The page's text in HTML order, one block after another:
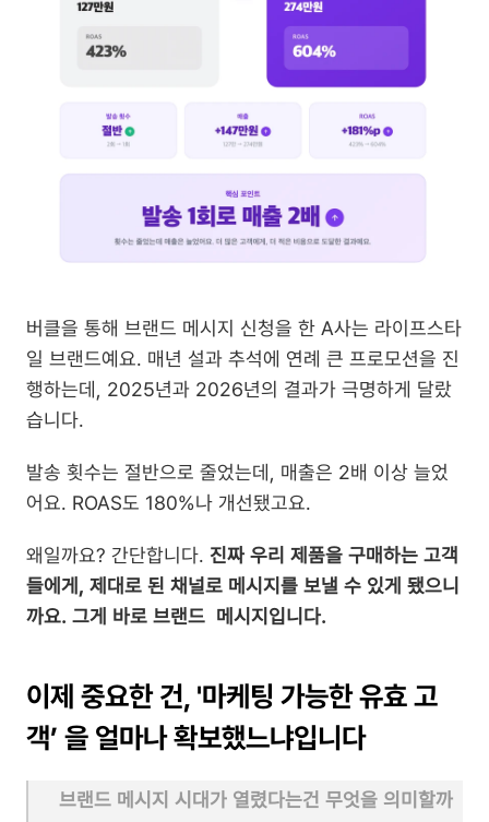
버클을 통해 브랜드 메시지 신청을 한 A사는 라이프스타
일 브랜드예요. 매년 설과 추석에 연례 큰 프로모션을 진
행하는데, 2025년과 2026년의 결과가 극명하게 달랐
습니다.
발송 횟수는 절반으로 줄었는데, 매출은 2배 이상 늘었
어요. ROAS도 180%나 개선됐고요.
왜일까요? 간단합니다. 진짜 우리 제품을 구매하는 고객
들에게, 제대로 된 채널로 메시지를 보낼 수 있게 됐으니
까요. 그게 바로 브랜드  메시지입니다.
이제 중요한 건, '마케팅 가능한 유효 고
객’ 을 얼마나 확보했느냐입니다
브랜드 메시지 시대가 열렸다는건 무엇을 의미할까